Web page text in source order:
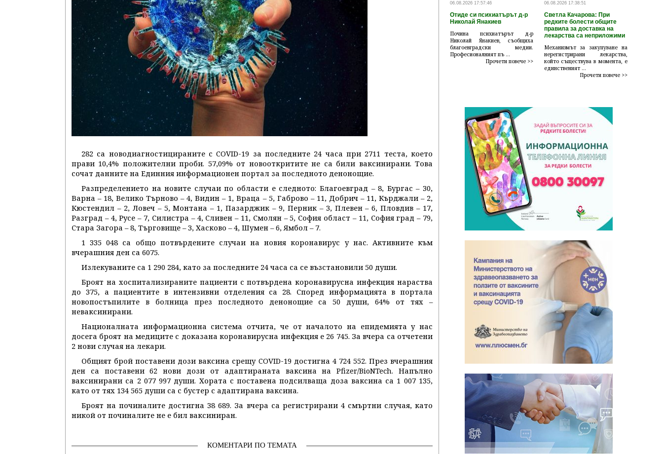
282 са новодиагностицираните с COVID-19 за последните 24 часа при 2711 теста, което
прави 10,4% положителни проби. 57,09% от новооткритите не са били ваксинирани. Това
сочат данните на Единния информационен портал за последното денонощие.
Разпределението на новите случаи по области е следното: Благоевград – 8, Бургас – 30,
Варна – 18, Велико Търново – 4, Видин – 1, Враца – 5, Габрово – 11, Добрич – 11, Кърджали – 2,
Кюстендил – 2, Ловеч – 5, Монтана – 1, Пазарджик – 9, Перник – 3, Плевен – 6, Пловдив – 17,
Разград – 4, Русе – 7, Силистра – 4, Сливен – 11, Смолян – 5, София област – 11, София град – 79,
Стара Загора – 8, Търговище – 3, Хасково – 4, Шумен – 6, Ямбол – 7.
1 335 048 са общо потвърдените случаи на новия коронавирус у нас. Активните към
вчерашния ден са 6075.
Излекуваните са 1 290 284, като за последните 24 часа са се възстановили 50 души.
Броят на хоспитализираните пациенти с потвърдена коронавирусна инфекция нараства
до 375, а пациентите в интензивни отделения са 28. Според информацията в портала
новопостъпилите в болница през последното денонощие са 50 души, 64% от тях –
неваксинирани.
Националната информационна система отчита, че от началото на епидемията у нас
досега броят на медиците с доказана коронавирусна инфекция е 26 745. За вчера са отчетени
2 нови случая на лекари.
Общият брой поставени дози ваксина срещу COVID-19 достигна 4 724 552. През вчерашния
ден са поставени 62 нови дози от адаптираната ваксина на Pfizer/BioNTech. Напълно
ваксинирани са 2 077 997 души. Хората с поставена подсилваща доза ваксина са 1 007 135,
като от тях 134 565 души са с бустер с адаптирана ваксина.
Броят на починалите достигна 38 689. За вчера са регистрирани 4 смъртни случая, като
никой от починалите не е бил ваксиниран.
КОМЕНТАРИ ПО ТЕМАТА
06.08.2026 17:57:46
Отиде си психиатърът д-р
Николай Янакиев
Почина психиатърът д-р
Николай Янакиев, съобщиха
благоевградски медии.
Професионалният пъ ...
Прочети повече >>
06.08.2026 17:38:51
Светла Качарова: При
редките болести общите
правила за доставка на
лекарства са неприложими
Механизмът за закупуване на
нерегистрирани лекарства,
който съществува в момента, е
единственият ...
Прочети повече >>